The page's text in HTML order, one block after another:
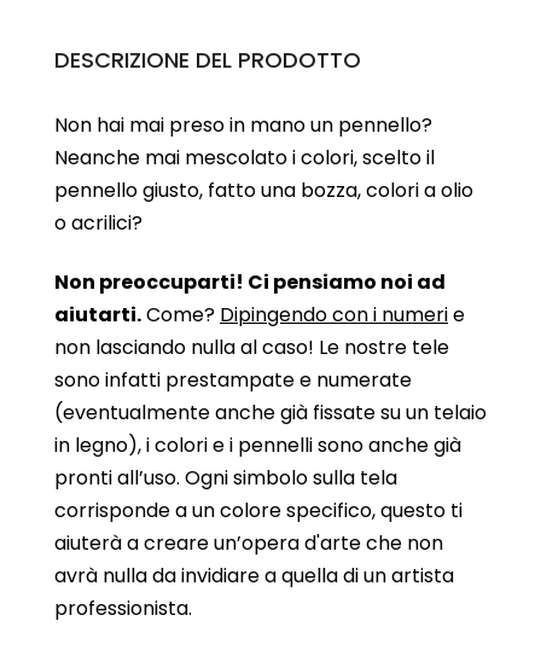
DESCRIZIONE DEL PRODOTTO
Non hai mai preso in mano un pennello?
Neanche mai mescolato i colori, scelto il
pennello giusto, fatto una bozza, colori a olio
o acrilici?
Non preoccuparti! Ci pensiamo noi ad
aiutarti.Come? Dipingendo con i numerie
non lasciando nulla al caso! Le nostre tele
sono infatti prestampate e numerate
(eventualmente anche già fissate su un telaio
in legno), i colori e i pennelli sono anche già
pronti all’uso. Ogni simbolo sulla tela
corrisponde a un colore specifico, questo ti
aiuterà a creare un’opera d'arte che non
avrà nulla da invidiare a quella di un artista
professionista.